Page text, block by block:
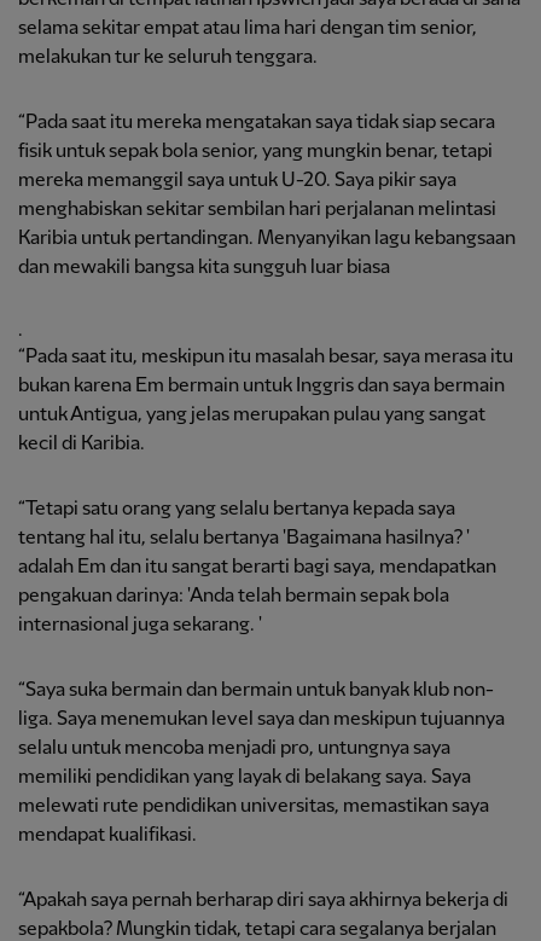
selama sekitar empat atau lima hari dengan tim senior,
melakukan tur ke seluruh tenggara.
“Pada saat itu mereka mengatakan saya tidak siap secara
fisik untuk sepak bola senior, yang mungkin benar, tetapi
mereka memanggil saya untuk U-20. Saya pikir saya
menghabiskan sekitar sembilan hari perjalanan melintasi
Karibia untuk pertandingan. Menyanyikan lagu kebangsaan
dan mewakili bangsa kita sungguh luar biasa
.
“Pada saat itu, meskipun itu masalah besar, saya merasa itu
bukan karena Em bermain untuk Inggris dan saya bermain
untuk Antigua, yang jelas merupakan pulau yang sangat
kecil di Karibia.
“Tetapi satu orang yang selalu bertanya kepada saya
tentang hal itu, selalu bertanya 'Bagaimana hasilnya? '
adalah Em dan itu sangat berarti bagi saya, mendapatkan
pengakuan darinya: 'Anda telah bermain sepak bola
internasional juga sekarang. '
“Saya suka bermain dan bermain untuk banyak klub non-
liga. Saya menemukan level saya dan meskipun tujuannya
selalu untuk mencoba menjadi pro, untungnya saya
memiliki pendidikan yang layak di belakang saya. Saya
melewati rute pendidikan universitas, memastikan saya
mendapat kualifikasi.
“Apakah saya pernah berharap diri saya akhirnya bekerja di
sepakbola? Mungkin tidak, tetapi cara segalanya berjalan